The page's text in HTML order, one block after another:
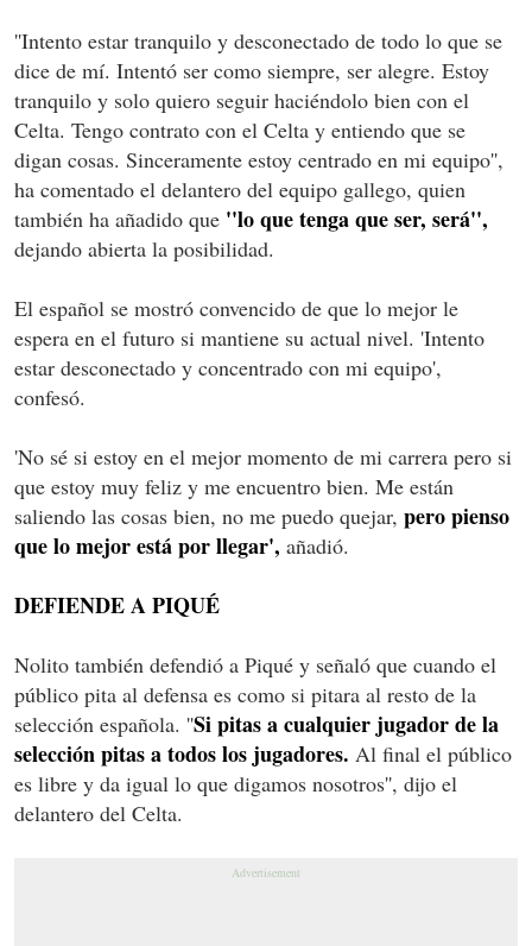
''Intento estar tranquilo y desconectado de todo lo que se
dice de mí. Intentó ser como siempre, ser alegre. Estoy
tranquilo y solo quiero seguir haciéndolo bien con el
Celta. Tengo contrato con el Celta y entiendo que se
digan cosas. Sinceramente estoy centrado en mi equipo'',
ha comentado el delantero del equipo gallego, quien
también ha añadido que ''lo que tenga que ser, será'',
dejando abierta la posibilidad.
El español se mostró convencido de que lo mejor le
espera en el futuro si mantiene su actual nivel. 'Intento
estar desconectado y concentrado con mi equipo',
confesó.
'No sé si estoy en el mejor momento de mi carrera pero si
que estoy muy feliz y me encuentro bien. Me están
saliendo las cosas bien, no me puedo quejar, pero pienso
que lo mejor está por llegar', añadió.
DEFIENDE A PIQUÉ
Nolito también defendió a Piqué y señaló que cuando el
público pita al defensa es como si pitara al resto de la
selección española. ''Si pitas a cualquier jugador de la
selección pitas a todos los jugadores. Al final el público
es libre y da igual lo que digamos nosotros'', dijo el
delantero del Celta.